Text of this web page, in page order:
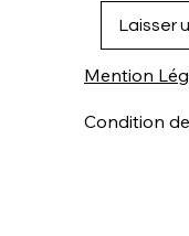
Laisser
Mention
Condition